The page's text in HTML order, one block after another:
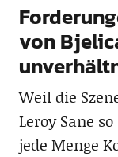
von
Weil die
Leroy Sane
jede Menge